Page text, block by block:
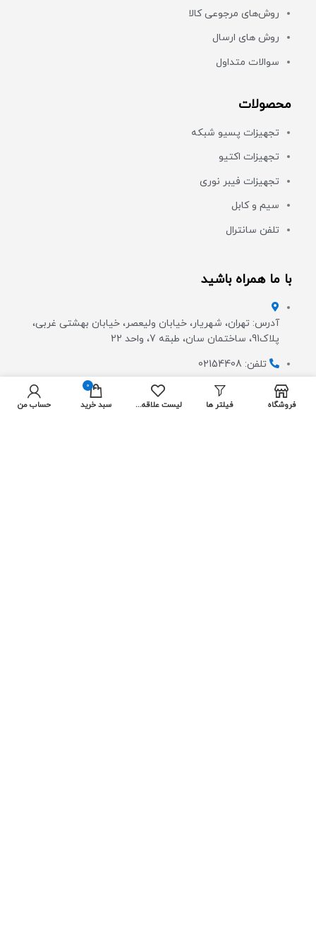
روش‌های مرجوعی کالا
روش های ارسال
سوالات متداول
محصولات
تجهیزات پسیو شبکه
تجهیزات اکتیو
تجهیزات فیبر نوری
سیم و کابل
تلفن سانترال
با ما همراه باشید
آدرس: تهران، شهریار، خیابان ولیعصر، خیابان بهشتی غربی،
پلاک91، ساختمان سان، طبقه 7، واحد 22
تلفن: 02154408
info@neto.ir
فروشگاه فیلتر ها لیست علاقه مندی ها
0
سبد خرید حساب من